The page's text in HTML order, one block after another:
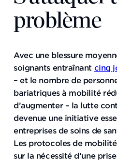
problème
Avec une blessure
soignants entraînant cinq
– et le nombre de
bariatriques à mobilité
d’augmenter – la lutte
devenue une initiative
entreprises de soins de
Les protocoles de
sur la nécessité d’une